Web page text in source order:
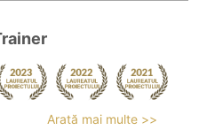
Arată mai multe >>